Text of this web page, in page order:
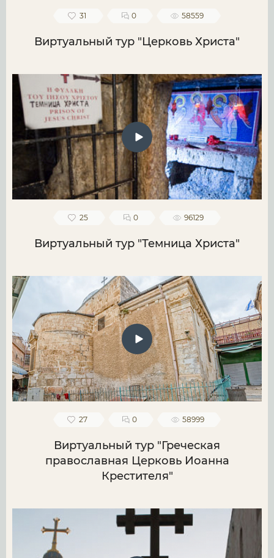
31 0 58559
Виртуальный тур "Церковь Христа"
25 0 96129
Виртуальный тур "Темница Христа"
27 0 58999
Виртуальный тур "Греческая
православная Церковь Иоанна
Крестителя"